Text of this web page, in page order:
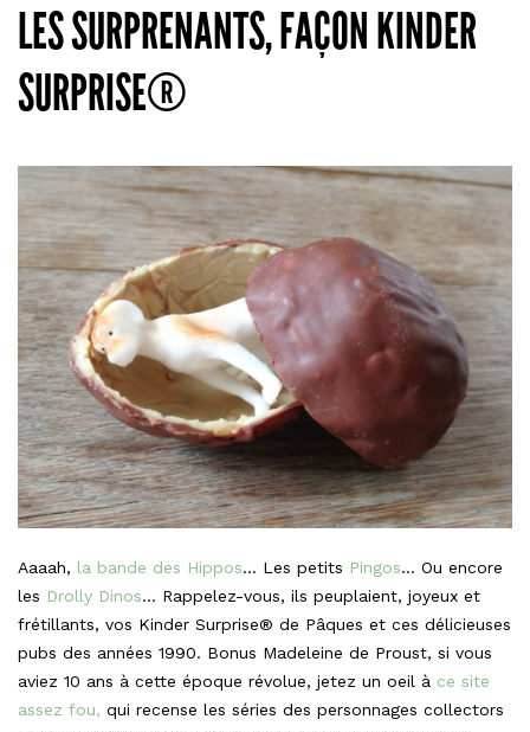
LES SURPRENANTS, FAÇON KINDER
SURPRISE®
Aaaah, la bande des Hippos… Les petits Pingos… Ou encore
les Drolly Dinos… Rappelez-vous, ils peuplaient, joyeux et
frétillants, vos Kinder Surprise® de Pâques et ces délicieuses
pubs des années 1990. Bonus Madeleine de Proust, si vous
aviez 10 ans à cette époque révolue, jetez un oeil à ce site
assez fou, qui recense les séries des personnages collectors